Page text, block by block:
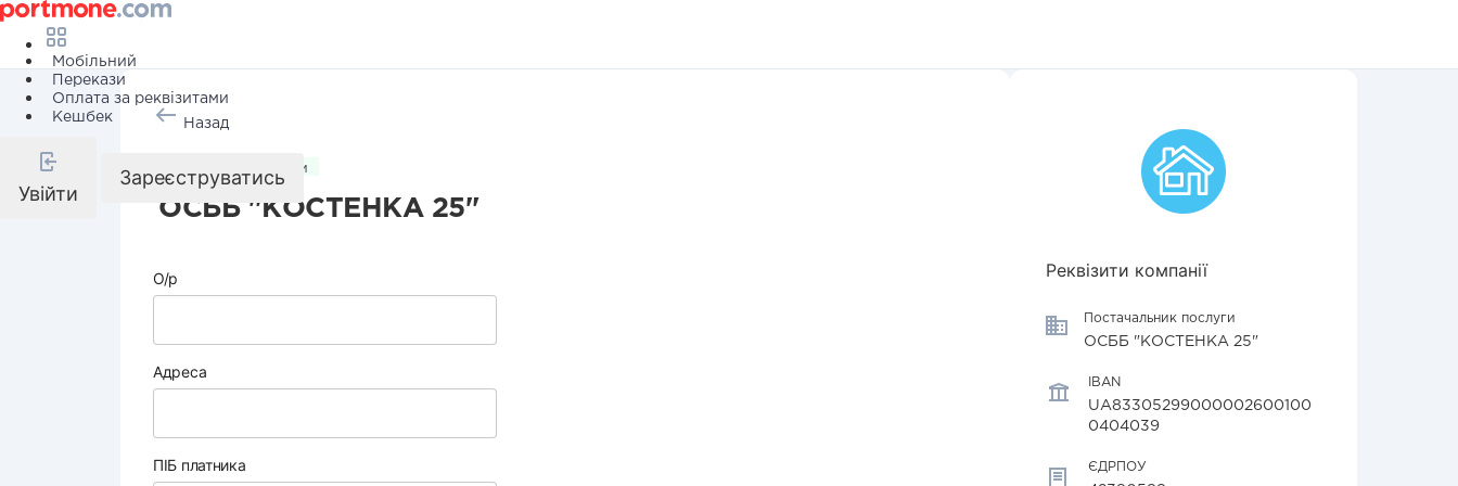
Мобільний
Перекази
Оплата за реквізитами
Кешбек
Увійти
Зареєструватись
Назад
Комунальні послуги
ОСББ "КОСТЕНКА 25"
О/р
Адреса
ПІБ платника
Реквізити компанії
Постачальник послуги
ОСББ "КОСТЕНКА 25"
IBAN
UA83305299000002600100
0404039
ЄДРПОУ